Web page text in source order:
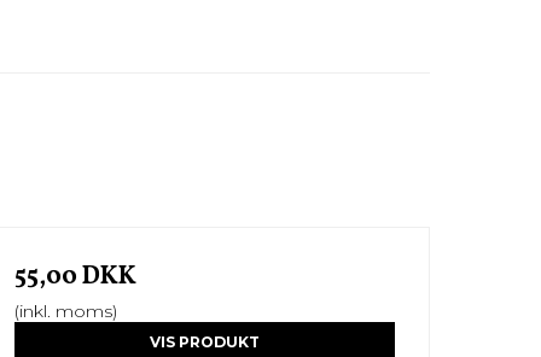
55,00 DKK
(inkl. moms)
VIS PRODUKT